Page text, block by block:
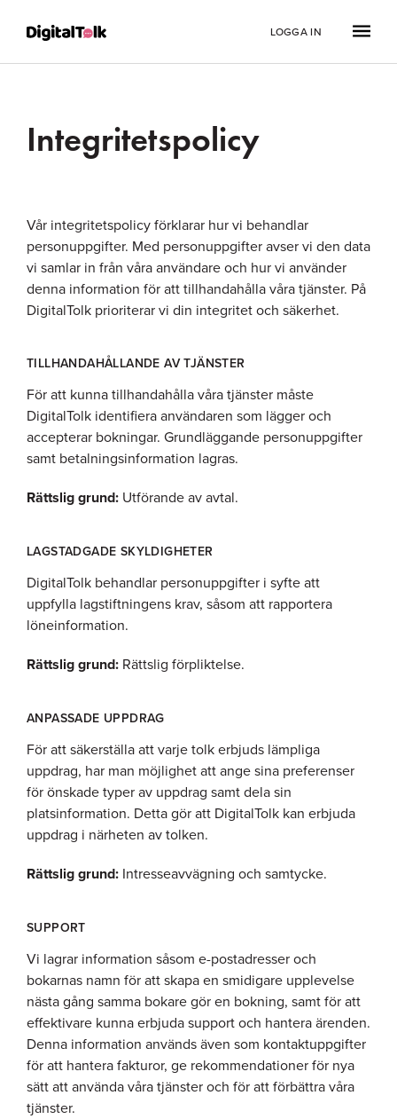
LOGGA IN
Integritetspolicy
Vår integritetspolicy förklarar hur vi behandlar
personuppgifter. Med personuppgifter avser vi den data
vi samlar in från våra användare och hur vi använder
denna information för att tillhandahålla våra tjänster. På
DigitalTolk prioriterar vi din integritet och säkerhet.
TILLHANDAHÅLLANDE AV TJÄNSTER
För att kunna tillhandahålla våra tjänster måste
DigitalTolk identifiera användaren som lägger och
accepterar bokningar. Grundläggande personuppgifter
samt betalningsinformation lagras.
Rättslig grund: Utförande av avtal.
LAGSTADGADE SKYLDIGHETER
DigitalTolk behandlar personuppgifter i syfte att
uppfylla lagstiftningens krav, såsom att rapportera
löneinformation.
Rättslig grund: Rättslig förpliktelse.
ANPASSADE UPPDRAG
För att säkerställa att varje tolk erbjuds lämpliga
uppdrag, har man möjlighet att ange sina preferenser
för önskade typer av uppdrag samt dela sin
platsinformation. Detta gör att DigitalTolk kan erbjuda
uppdrag i närheten av tolken.
Rättslig grund: Intresseavvägning och samtycke.
SUPPORT
Vi lagrar information såsom e-postadresser och
bokarnas namn för att skapa en smidigare upplevelse
nästa gång samma bokare gör en bokning, samt för att
effektivare kunna erbjuda support och hantera ärenden.
Denna information används även som kontaktuppgifter
för att hantera fakturor, ge rekommendationer för nya
sätt att använda våra tjänster och för att förbättra våra
tjänster.